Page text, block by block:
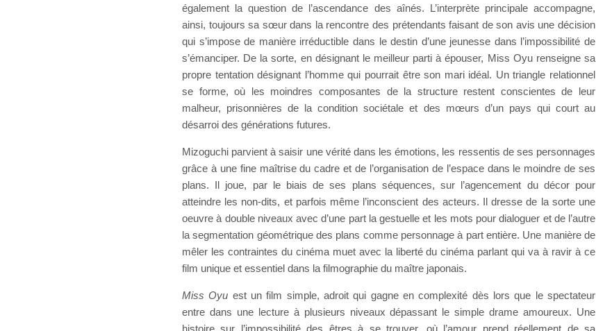
également la question de l’ascendance des aînés. L’interprète principale accompagne,
ainsi, toujours sa sœur dans la rencontre des prétendants faisant de son avis une décision
qui s’impose de manière irréductible dans le destin d’une jeunesse dans l’impossibilité de
s’émanciper. De la sorte, en désignant le meilleur parti à épouser, Miss Oyu renseigne sa
propre tentation désignant l’homme qui pourrait être son mari idéal. Un triangle relationnel
se forme, où les moindres composantes de la structure restent conscientes de leur
malheur, prisonnières de la condition sociétale et des mœurs d’un pays qui court au
désarroi des générations futures.
Mizoguchi parvient à saisir une vérité dans les émotions, les ressentis de ses personnages
grâce à une fine maîtrise du cadre et de l’organisation de l’espace dans le moindre de ses
plans. Il joue, par le biais de ses plans séquences, sur l’agencement du décor pour
atteindre les non-dits, et parfois même l’inconscient des acteurs. Il dresse de la sorte une
oeuvre à double niveaux avec d’une part la gestuelle et les mots pour dialoguer et de l’autre
la segmentation géométrique des plans comme personnage à part entière. Une manière de
mêler les contraintes du cinéma muet avec la liberté du cinéma parlant qui va à ravir à ce
film unique et essentiel dans la filmographie du maître japonais.
Miss Oyu est un film simple, adroit qui gagne en complexité dès lors que le spectateur
entre dans une lecture à plusieurs niveaux dépassant le simple drame amoureux. Une